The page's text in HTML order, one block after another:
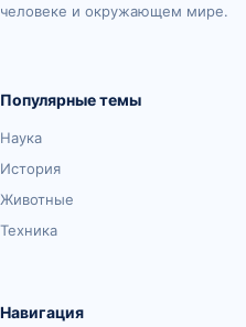
человеке и окружающем мире.
Популярные темы
Наука
История
Животные
Техника
Навигация